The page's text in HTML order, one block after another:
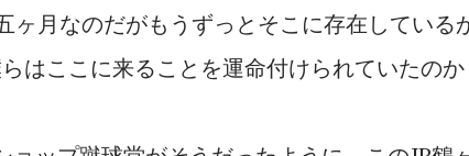
ヶ月なのだがもうずっとそこに存在している
はここに来ることを運命付けられていたの